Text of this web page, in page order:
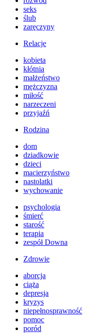
seks
ślub
zaręczyny
Relacje
kobieta
kłótnia
małżeństwo
mężczyzna
miłość
narzeczeni
przyjaźń
Rodzina
dom
dziadkowie
dzieci
macierzyństwo
nastolatki
wychowanie
psychologia
śmierć
starość
terapia
zespół Downa
Zdrowie
aborcja
ciąża
depresja
kryzys
niepełnosprawność
pomoc
poród